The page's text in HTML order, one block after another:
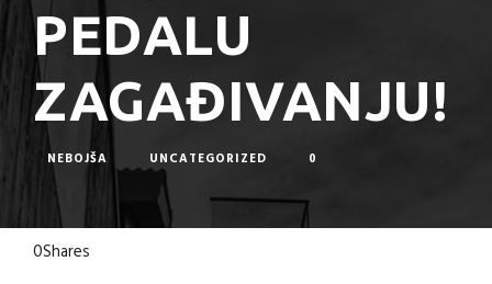
PEDALU
ZAGAĐIVANJU!
NEBOJŠA UNCATEGORIZED 0
0Shares